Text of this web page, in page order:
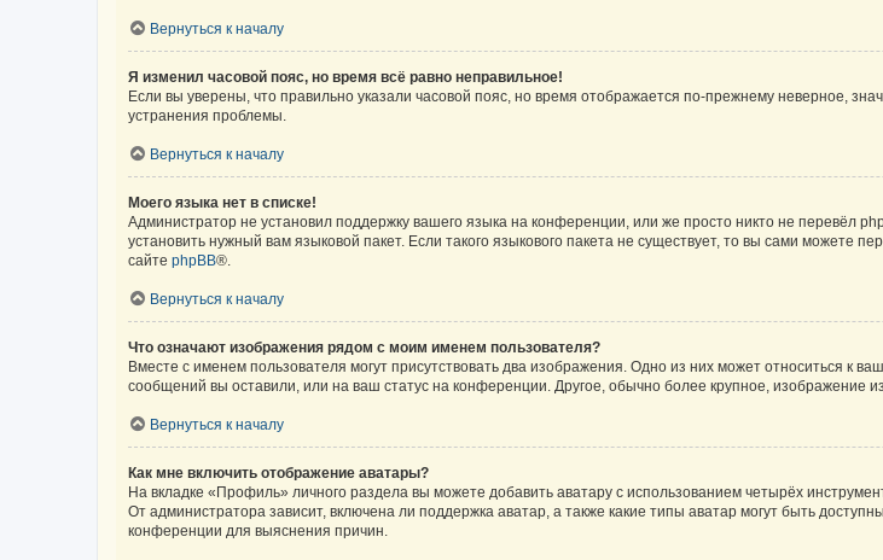
Вернуться к началу
Я изменил часовой пояс, но время всё равно неправильное!
Если вы уверены, что правильно указали часовой пояс, но время отображается по-прежнему неверное,
устранения проблемы.
Вернуться к началу
Моего языка нет в списке!
Администратор не установил поддержку вашего языка на конференции, или же просто никто не перевёл
установить нужный вам языковой пакет. Если такого языкового пакета не существует, то вы сами
сайте phpBB®.
Вернуться к началу
Что означают изображения рядом с моим именем пользователя?
Вместе с именем пользователя могут присутствовать два изображения. Одно из них может относиться к
сообщений вы оставили, или на ваш статус на конференции. Другое, обычно более крупное, изображение
Вернуться к началу
Как мне включить отображение аватары?
На вкладке «Профиль» личного раздела вы можете добавить аватару с использованием четырёх
От администратора зависит, включена ли поддержка аватар, а также какие типы аватар могут быть
конференции для выяснения причин.